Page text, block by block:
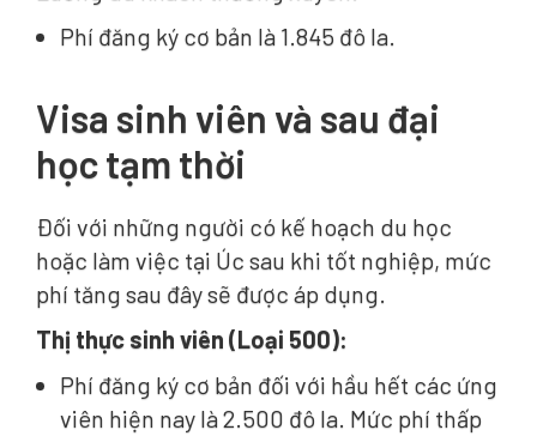
Phí đăng ký cơ bản là 1.845 đô la.
Visa sinh viên và sau đại
học tạm thời
Đối với những người có kế hoạch du học
hoặc làm việc tại Úc sau khi tốt nghiệp, mức
phí tăng sau đây sẽ được áp dụng.
Thị thực sinh viên (Loại 500):
Phí đăng ký cơ bản đối với hầu hết các ứng
viên hiện nay là 2.500 đô la. Mức phí thấp